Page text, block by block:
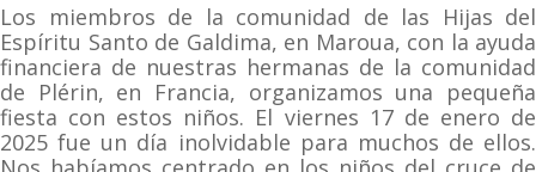
Los miembros de la comunidad de las Hijas del
Espíritu Santo de Galdima, en Maroua, con la ayuda
financiera de nuestras hermanas de la comunidad
de Plérin, en Francia, organizamos una pequeña
fiesta con estos niños. El viernes 17 de enero de
2025 fue un día inolvidable para muchos de ellos.